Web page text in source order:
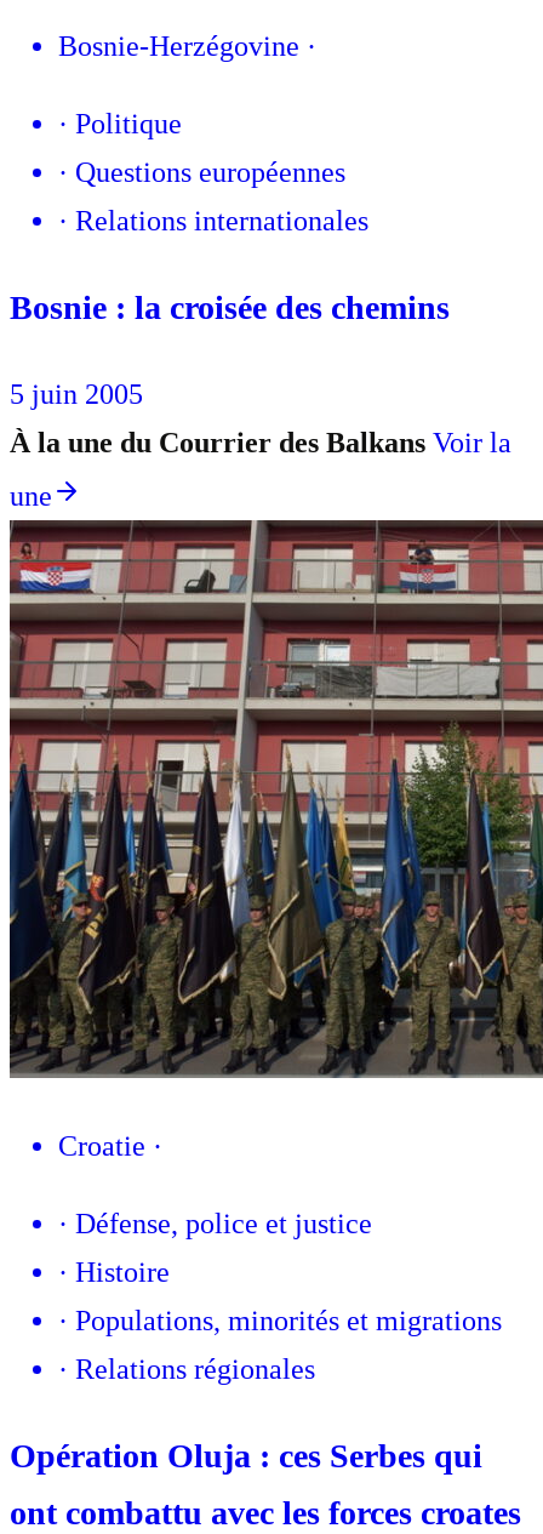
Bosnie-Herzégovine ·
· Politique
· Questions européennes
· Relations internationales
Bosnie : la croisée des chemins
5 juin 2005
À la une du Courrier des Balkans Voir la
une
Croatie ·
· Défense, police et justice
· Histoire
· Populations, minorités et migrations
· Relations régionales
Opération Oluja : ces Serbes qui
ont combattu avec les forces croates